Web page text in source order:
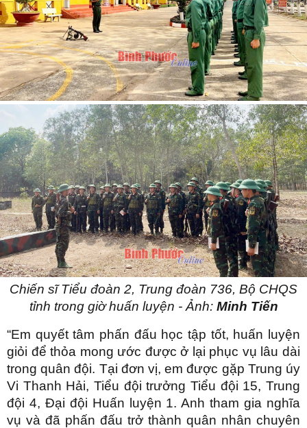
Chiến sĩ Tiểu đoàn 2, Trung đoàn 736, Bộ CHQS
tỉnh trong giờ huấn luyện - Ảnh: Minh Tiến
“Em quyết tâm phấn đấu học tập tốt, huấn luyện
giỏi để thỏa mong ước được ở lại phục vụ lâu dài
trong quân đội. Tại đơn vị, em được gặp Trung úy
Vi Thanh Hải, Tiểu đội trưởng Tiểu đội 15, Trung
đội 4, Đại đội Huấn luyện 1. Anh tham gia nghĩa
vụ và đã phấn đấu trở thành quân nhân chuyên